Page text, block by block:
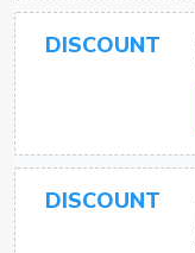
DISCOUNT
DISCOUNT